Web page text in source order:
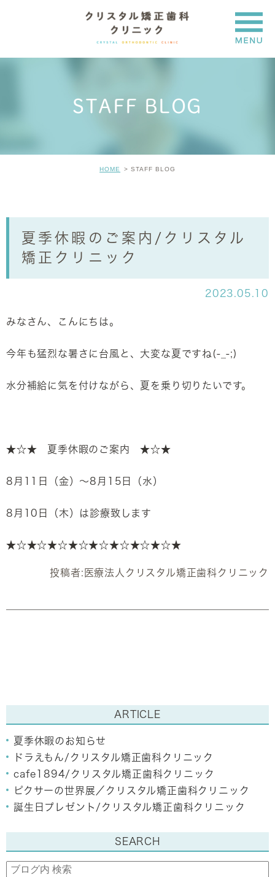
STAFF BLOG
HOME STAFF BLOG
夏季休暇のご案内/クリスタル
矯正クリニック
2023.05.10
みなさん、こんにちは。
今年も猛烈な暑さに台風と、大変な夏ですね(-_-;)
水分補給に気を付けながら、夏を乗り切りたいです。
★☆★ 夏季休暇のご案内 ★☆★
8月11日（金）～8月15日（水）
8月10日（木）は診療致します
★☆★☆★☆★☆★☆★☆★☆★☆★
投稿者: 医療法人クリスタル矯正歯科クリニック
ARTICLE
夏季休暇のお知らせ
ドラえもん/クリスタル矯正歯科クリニック
cafe1894/クリスタル矯正歯科クリニック
ピクサーの世界展／クリスタル矯正歯科クリニック
誕生日プレゼント/クリスタル矯正歯科クリニック
SEARCH